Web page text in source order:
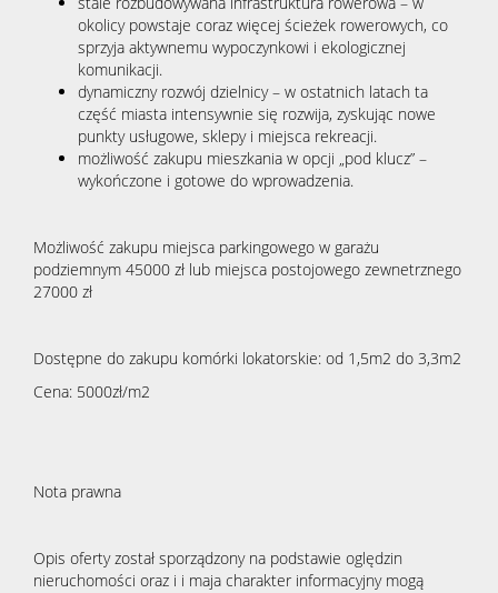
okolicy powstaje coraz więcej ścieżek rowerowych, co
sprzyja aktywnemu wypoczynkowi i ekologicznej
komunikacji.
dynamiczny rozwój dzielnicy – w ostatnich latach ta
część miasta intensywnie się rozwija, zyskując nowe
punkty usługowe, sklepy i miejsca rekreacji.
możliwość zakupu mieszkania w opcji „pod klucz” –
wykończone i gotowe do wprowadzenia.
Możliwość zakupu miejsca parkingowego w garażu
podziemnym 45000 zł lub miejsca postojowego zewnetrznego
27000 zł
Dostępne do zakupu komórki lokatorskie: od 1,5m2 do 3,3m2
Cena: 5000zł/m2
Nota prawna
Opis oferty został sporządzony na podstawie oględzin
nieruchomości oraz i i maja charakter informacyjny mogą